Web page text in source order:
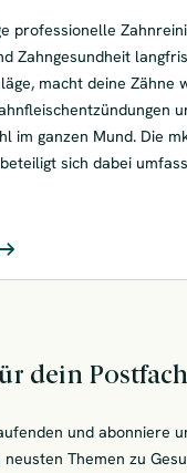
professionelle
Zahngesundheit
macht deine Zähne
im ganzen Mund. Die
sich dabei
Zahnreinigung &
dein Postfach
und abonniere
Themen zu